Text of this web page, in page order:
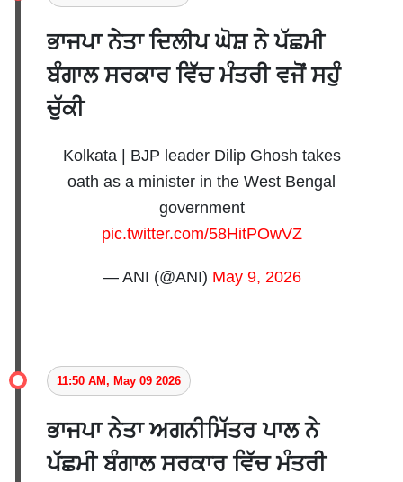
ਭਾਜਪਾ ਨੇਤਾ ਦਿਲੀਪ ਘੋਸ਼ ਨੇ ਪੱਛਮੀ
ਬੰਗਾਲ ਸਰਕਾਰ ਵਿੱਚ ਮੰਤਰੀ ਵਜੋਂ ਸਹੁੰ
ਚੁੱਕੀ
Kolkata | BJP leader Dilip Ghosh takes
oath as a minister in the West Bengal
government
pic.twitter.com/58HitPOwVZ
— ANI (@ANI) May 9, 2026
11:50 AM, May 09 2026
ਭਾਜਪਾ ਨੇਤਾ ਅਗਨੀਮਿੱਤਰ ਪਾਲ ਨੇ
ਪੱਛਮੀ ਬੰਗਾਲ ਸਰਕਾਰ ਵਿੱਚ ਮੰਤਰੀ